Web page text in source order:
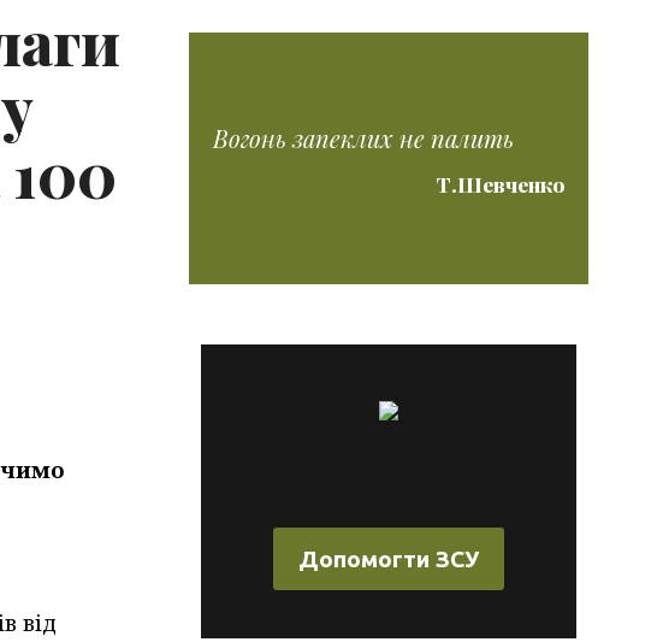
від
Вогонь запеклих не палить
Т.Шевченко
Допомогти ЗСУ